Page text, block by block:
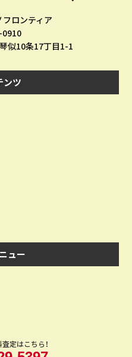
ロンティア
0910
似10条17丁目1-1
ンツ
ュー
定はこちら！